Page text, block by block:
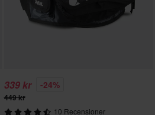
339 kr -24%
449 kr
10 Recensioner